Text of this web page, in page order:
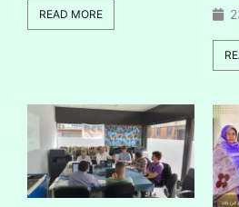
READ MORE